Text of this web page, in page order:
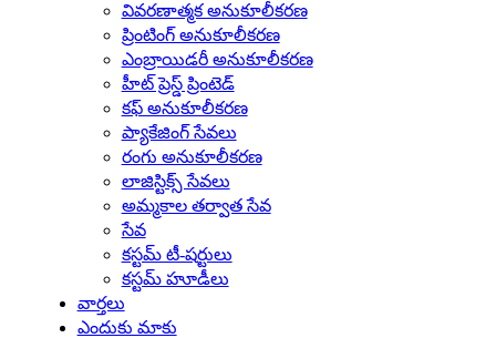
వివరణాత్మక అనుకూలీకరణ
ప్రింటింగ్ అనుకూలీకరణ
ఎంబ్రాయిడరీ అనుకూలీకరణ
హీట్ ప్రెస్డ్ ప్రింటెడ్
కఫ్ అనుకూలీకరణ
ప్యాకేజింగ్ సేవలు
రంగు అనుకూలీకరణ
లాజిస్టిక్స్ సేవలు
అమ్మకాల తర్వాత సేవ
సేవ
కస్టమ్ టీ-షర్టులు
కస్టమ్ హూడీలు
వార్తలు
ఎందుకు మాకు